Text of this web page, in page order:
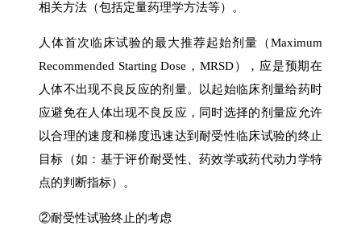
相关方法（包括定量药理学方法等）。
人体首次临床试验的最大推荐起始剂量（Maximum
Recommended Starting Dose，MRSD），应是预期在
人体不出现不良反应的剂量。以起始临床剂量给药时
应避免在人体出现不良反应，同时选择的剂量应允许
以合理的速度和梯度迅速达到耐受性临床试验的终止
目标（如：基于评价耐受性、药效学或药代动力学特
点的判断指标）。
②耐受性试验终止的考虑